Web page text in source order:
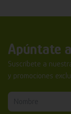
Apúntate
Suscríbete a
y promociones